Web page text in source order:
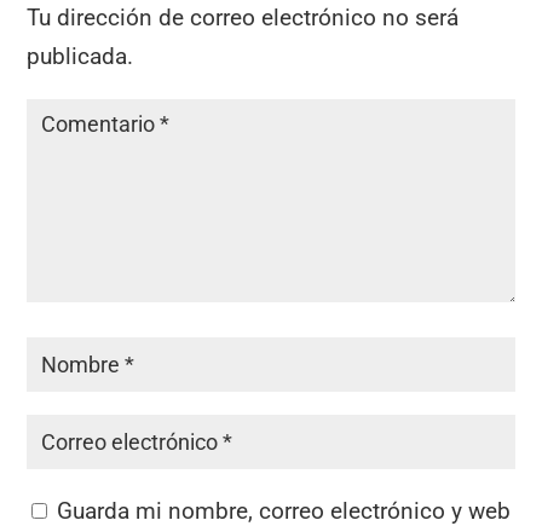
Tu dirección de correo electrónico no será
publicada.
Guarda mi nombre, correo electrónico y web